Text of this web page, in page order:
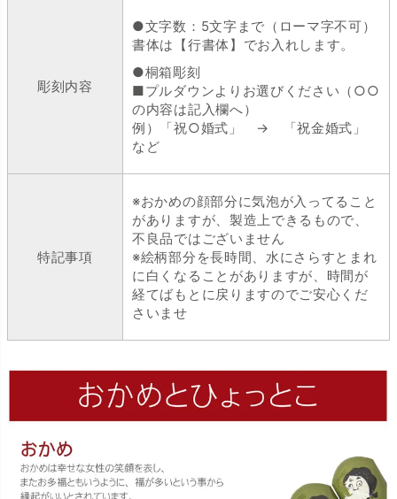
彫刻内容
●文字数：5文字まで（ローマ字不可）
書体は【行書体】でお入れします。
●桐箱彫刻
■プルダウンよりお選びください（○○
の内容は記入欄へ）
例）「祝○婚式」 → 「祝金婚式」
など
特記事項
※おかめの顔部分に気泡が入ってること
がありますが、製造上できるもので、
不良品ではございません
※絵柄部分を長時間、水にさらすとまれ
に白くなることがありますが、時間が
経てばもとに戻りますのでご安心くだ
さいませ